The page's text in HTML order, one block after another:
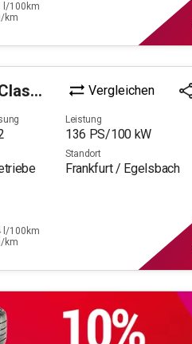
l/100km
km
Vergleichen
Leistung
136 PS/100 kW
Standort
Frankfurt / Egelsbach
l/100km
km